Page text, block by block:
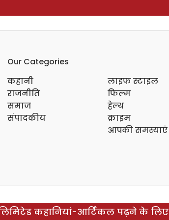
Our Categories
कहानी
राजनीति
समाज
संपादकीय
लाइफ स्टाइल
फिल्म
हेल्थ
क्राइम
आपकी समस्याएं
कहानियां-आर्टिकल पढ़ने के लिए